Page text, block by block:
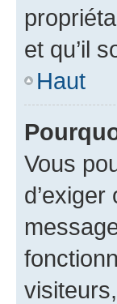
et qu’il
Haut
Vous